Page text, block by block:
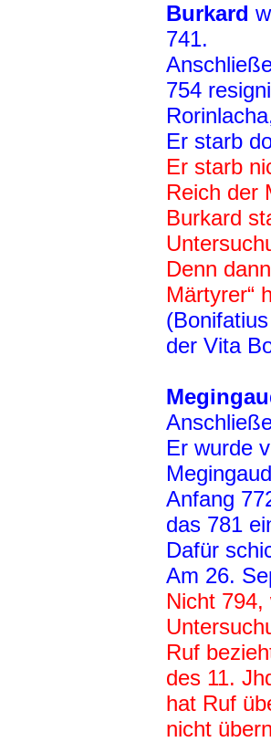
Burkard
741.
754
Er starb
Er starb
Reich der
Burkard
Denn
Märtyrer“
der Vita
Er wurde
Anfang
das 781
Dafür
Am 26.
Nicht
Ruf
des 11.
hat Ruf
nicht